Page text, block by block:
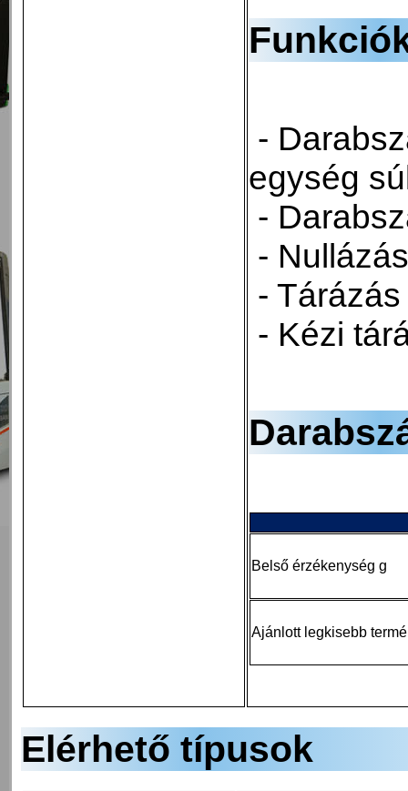
-
egység
-
- Nullázás
-
- Kézi
Belső érzékenység g
Ajánlott legkisebb
Elérhető típusok